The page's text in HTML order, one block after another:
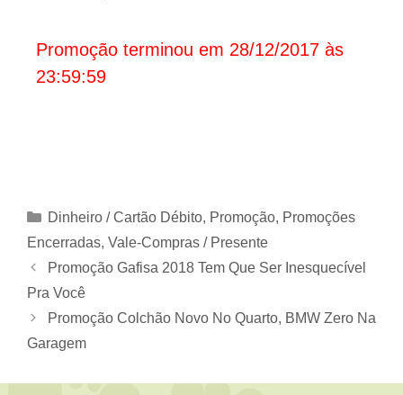
Promoção terminou em 28/12/2017 às
23:59:59
Categorias
Dinheiro / Cartão Débito, Promoção, Promoções
Encerradas, Vale-Compras / Presente
Promoção Gafisa 2018 Tem Que Ser Inesquecível
Pra Você
Promoção Colchão Novo No Quarto, BMW Zero Na
Garagem